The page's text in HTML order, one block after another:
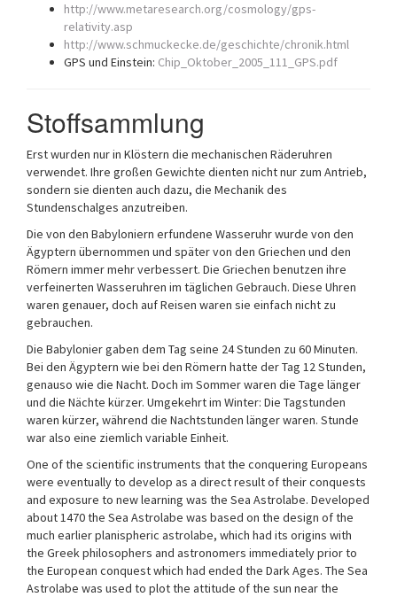
http://www.metaresearch.org/cosmology/gps-
relativity.asp
http://www.schmuckecke.de/geschichte/chronik.html
GPS und Einstein: Chip_Oktober_2005_111_GPS.pdf
Stoffsammlung
Erst wurden nur in Klöstern die mechanischen Räderuhren
verwendet. Ihre großen Gewichte dienten nicht nur zum Antrieb,
sondern sie dienten auch dazu, die Mechanik des
Stundenschalges anzutreiben.
Die von den Babyloniern erfundene Wasseruhr wurde von den
Ägyptern übernommen und später von den Griechen und den
Römern immer mehr verbessert. Die Griechen benutzen ihre
verfeinerten Wasseruhren im täglichen Gebrauch. Diese Uhren
waren genauer, doch auf Reisen waren sie einfach nicht zu
gebrauchen.
Die Babylonier gaben dem Tag seine 24 Stunden zu 60 Minuten.
Bei den Ägyptern wie bei den Römern hatte der Tag 12 Stunden,
genauso wie die Nacht. Doch im Sommer waren die Tage länger
und die Nächte kürzer. Umgekehrt im Winter: Die Tagstunden
waren kürzer, während die Nachtstunden länger waren. Stunde
war also eine ziemlich variable Einheit.
One of the scientific instruments that the conquering Europeans
were eventually to develop as a direct result of their conquests
and exposure to new learning was the Sea Astrolabe. Developed
about 1470 the Sea Astrolabe was based on the design of the
much earlier planispheric astrolabe, which had its origins with
the Greek philosophers and astronomers immediately prior to
the European conquest which had ended the Dark Ages. The Sea
Astrolabe was used to plot the attitude of the sun near the